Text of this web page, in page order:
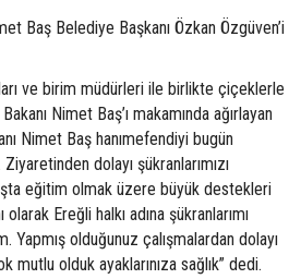
Baş Belediye Başkanı Özkan Özgüven’i
ve birim müdürleri ile birlikte çiçeklerle
Nimet Baş’ı makamında ağırlayan
Nimet Baş hanımefendiyi bugün
dolayı şükranlarımızı
eğitim olmak üzere büyük destekleri
Ereğli halkı adına şükranlarımı
Yapmış olduğunuz çalışmalardan dolayı
mutlu olduk ayaklarınıza sağlık” dedi.